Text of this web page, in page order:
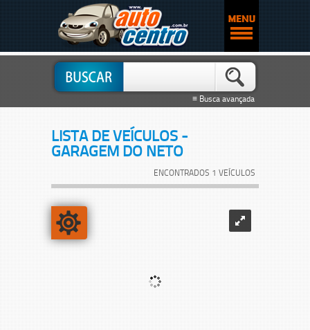
≡ Busca avançada
LISTA DE VEÍCULOS -
GARAGEM DO NETO
ENCONTRADOS 1 VEÍCULOS